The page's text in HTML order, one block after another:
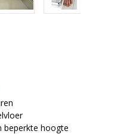
beperkte hoogte